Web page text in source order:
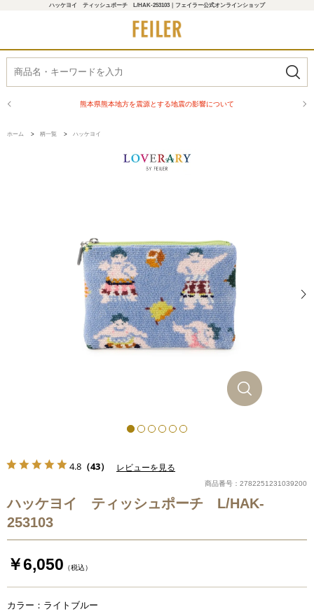
ハッケヨイ ティッシュポーチ L/HAK-253103｜フェイラー公式オンラインショップ
熊本県熊本地方を震源とする地震の影響について
ホーム > 柄一覧 > ハッケヨイ
4.8 （43） レビューを見る
商品番号：2782251231039200
ハッケヨイ ティッシュポーチ L/HAK-
253103
￥6,050 （税込）
カラー：ライトブルー